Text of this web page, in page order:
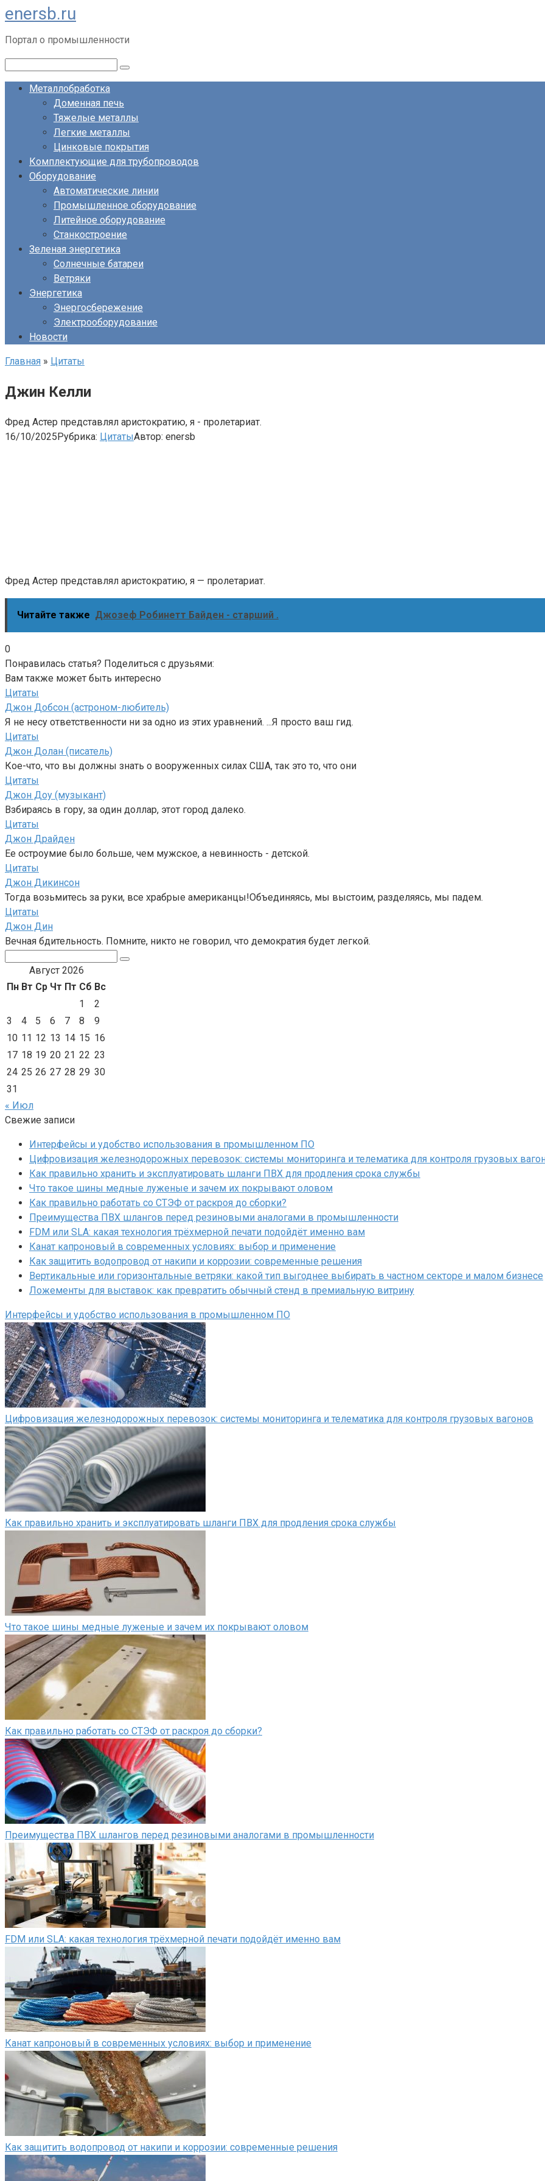
Перейти
к
контенту
enersb.ru
Портал о промышленности
Металлобработка
Доменная печь
Тяжелые металлы
Легкие металлы
Цинковые покрытия
Комплектующие для трубопроводов
Оборудование
Автоматические линии
Промышленное оборудование
Литейное оборудование
Станкостроение
Зеленая энергетика
Солнечные батареи
Ветряки
Энергетика
Энергосбережение
Электрооборудование
Новости
Главная » Цитаты
Джин Келли
Фред Астер представлял аристократию, я - пролетариат.
16/10/2025Рубрика: ЦитатыАвтор: enersb
Фред Астер представлял аристократию, я — пролетариат.
Читайте также Джозеф Робинетт Байден - старший .
0
Понравилась статья? Поделиться с друзьями:
Вам также может быть интересно
Цитаты
Джон Добсон (астроном-любитель)
Я не несу ответственности ни за одно из этих уравнений. ...Я просто ваш гид.
Цитаты
Джон Долан (писатель)
Кое-что, что вы должны знать о вооруженных силах США, так это то, что они
Цитаты
Джон Доу (музыкант)
Взбираясь в гору, за один доллар, этот город далеко.
Цитаты
Джон Драйден
Ее остроумие было больше, чем мужское, а невинность - детской.
Цитаты
Джон Дикинсон
Тогда возьмитесь за руки, все храбрые американцы!Объединяясь, мы выстоим, разделяясь, мы падем.
Цитаты
Джон Дин
Вечная бдительность. Помните, никто не говорил, что демократия будет легкой.
Август 2026
Пн Вт Ср Чт Пт Сб Вс
1
2
3
4 5 6 7 8
9
10 11 12 13 14 15 16
17 18 19 20 21 22 23
24 25 26 27 28 29 30
31
« Июл
Свежие записи
Интерфейсы и удобство использования в промышленном ПО
Цифровизация железнодорожных перевозок: системы мониторинга и телематика для контроля грузовых
Как правильно хранить и эксплуатировать шланги ПВХ для продления срока службы
Что такое шины медные луженые и зачем их покрывают оловом
Как правильно работать со СТЭФ от раскроя до сборки?
Преимущества ПВХ шлангов перед резиновыми аналогами в промышленности
FDM или SLA: какая технология трёхмерной печати подойдёт именно вам
Канат капроновый в современных условиях: выбор и применение
Как защитить водопровод от накипи и коррозии: современные решения
Вертикальные или горизонтальные ветряки: какой тип выгоднее выбирать в частном секторе и малом бизнесе
Ложементы для выставок: как превратить обычный стенд в премиальную витрину
Интерфейсы и удобство использования в промышленном ПО
Цифровизация железнодорожных перевозок: системы мониторинга и телематика для контроля грузовых вагонов
Как правильно хранить и эксплуатировать шланги ПВХ для продления срока службы
Что такое шины медные луженые и зачем их покрывают оловом
Как правильно работать со СТЭФ от раскроя до сборки?
Преимущества ПВХ шлангов перед резиновыми аналогами в промышленности
FDM или SLA: какая технология трёхмерной печати подойдёт именно вам
Канат капроновый в современных условиях: выбор и применение
Как защитить водопровод от накипи и коррозии: современные решения